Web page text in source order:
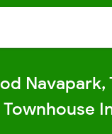
Navapark,